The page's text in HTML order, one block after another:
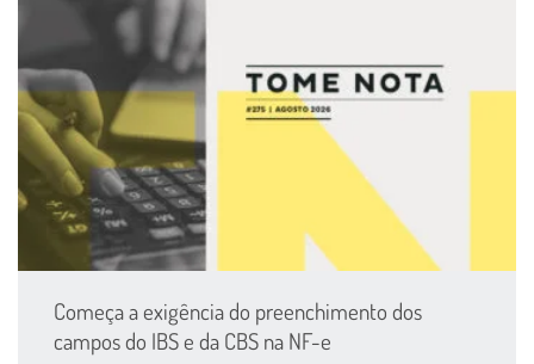
Começa a exigência do preenchimento dos
campos do IBS e da CBS na NF-e